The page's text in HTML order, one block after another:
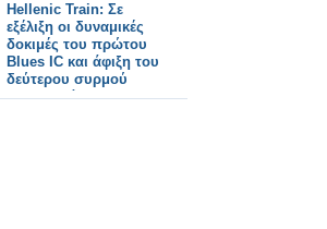
Hellenic Train: Σε
εξέλιξη οι δυναμικές
δοκιμές του πρώτου
Blues IC και άφιξη του
δεύτερου συρμού
στην Ελλάδα.